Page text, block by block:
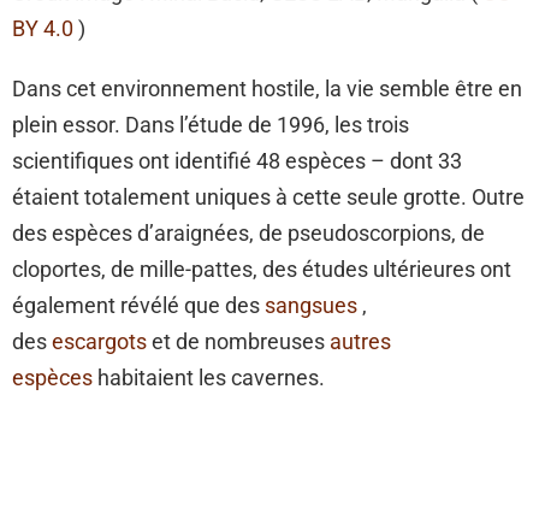
BY 4.0)
Dans cet environnement hostile, la vie semble être en
plein essor. Dans l’étude de 1996, les trois
scientifiques ont identifié 48 espèces – dont 33
étaient totalement uniques à cette seule grotte. Outre
des espèces d’araignées, de pseudoscorpions, de
cloportes, de mille-pattes, des études ultérieures ont
également révélé que des sangsues ,
desescargotset de nombreuses autres
espèces habitaient les cavernes.